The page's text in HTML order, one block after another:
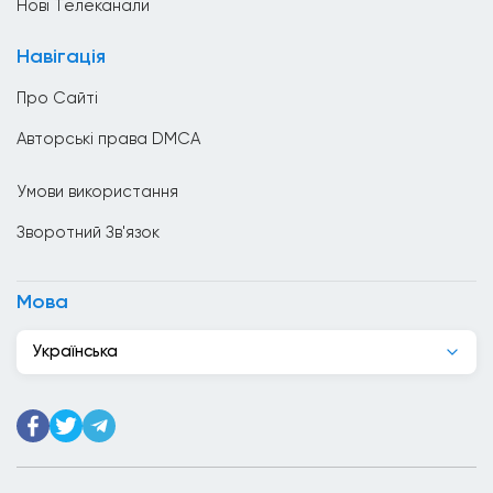
Гана
Грузія
Нові Телеканали
Навігація
Про Сайті
Авторські права DMCA
Умови використання
Зворотний Зв'язок
Мова
Українська